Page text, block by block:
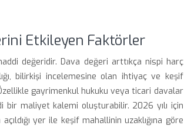
Etkileyen Faktörler
değeridir. Dava değeri arttıkça nispi harç
bilirkişi incelemesine olan ihtiyaç ve keşif
gayrimenkul hukuku veya ticari davalar
bir maliyet kalemi oluşturabilir. 2026 yılı için
yer ile keşif mahallinin uzaklığına göre